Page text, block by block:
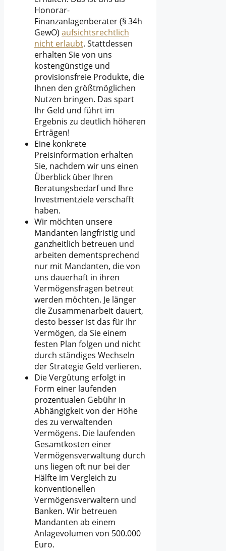
Honorar-
Finanzanlagenberater (§ 34h
GewO) aufsichtsrechtlich
nicht erlaubt. Stattdessen
erhalten Sie von uns
kostengünstige und
provisionsfreie Produkte, die
Ihnen den größtmöglichen
Nutzen bringen. Das spart
Ihr Geld und führt im
Ergebnis zu deutlich höheren
Erträgen!
Eine konkrete
Preisinformation erhalten
Sie, nachdem wir uns einen
Überblick über Ihren
Beratungsbedarf und Ihre
Investmentziele verschafft
haben.
Wir möchten unsere
Mandanten langfristig und
ganzheitlich betreuen und
arbeiten dementsprechend
nur mit Mandanten, die von
uns dauerhaft in ihren
Vermögensfragen betreut
werden möchten. Je länger
die Zusammenarbeit dauert,
desto besser ist das für Ihr
Vermögen, da Sie einem
festen Plan folgen und nicht
durch ständiges Wechseln
der Strategie Geld verlieren.
Die Vergütung erfolgt in
Form einer laufenden
prozentualen Gebühr in
Abhängigkeit von der Höhe
des zu verwaltenden
Vermögens. Die laufenden
Gesamtkosten einer
Vermögensverwaltung durch
uns liegen oft nur bei der
Hälfte im Vergleich zu
konventionellen
Vermögensverwaltern und
Banken. Wir betreuen
Mandanten ab einem
Anlagevolumen von 500.000
Euro.